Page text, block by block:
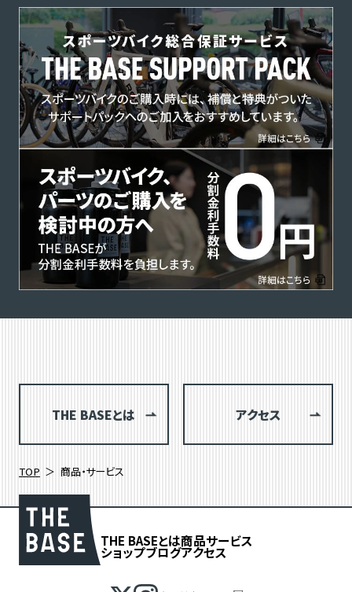
THE BASEとは アクセス
TOP 商品・サービス
THE BASEとは商品サービス
ショップブログアクセス